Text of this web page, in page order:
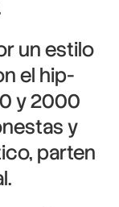
un estilo
el hip-
y 2000
y
parten